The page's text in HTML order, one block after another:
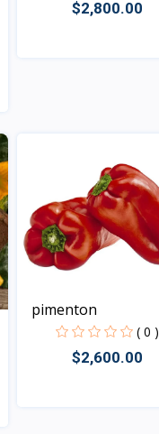
$2,800.00
pimenton
( 0 )
$2,600.00